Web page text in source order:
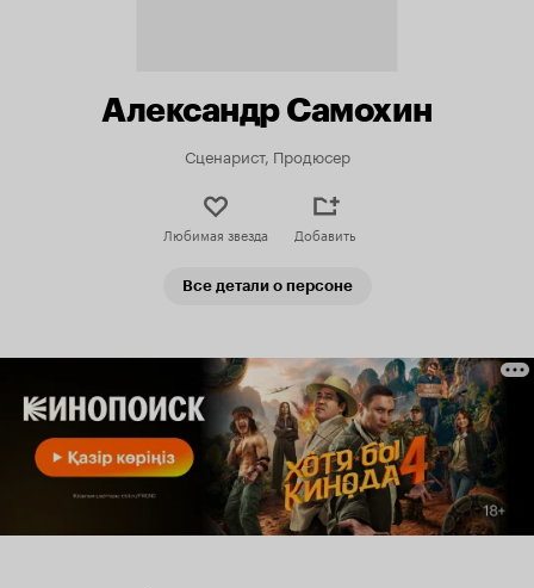
Александр Самохин
Сценарист, Продюсер
Любимая звезда Добавить
Все детали о персоне